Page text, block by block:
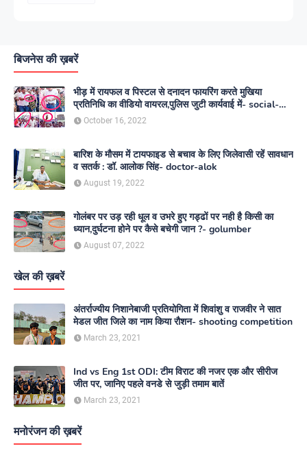
बिजनेस की ख़बरें
भीड़ में रायफल व पिस्टल से दनादन फायरिंग करते मुखिया
प्रतिनिधि का वीडियो वायरल,पुलिस जुटी कार्यवाई में- social-
media
October 16, 2022
बारिश के मौसम में टायफाइड से बचाव के लिए जिलेवासी रहें सावधान
व सतर्क : डॉ. आलोक सिंह- doctor-alok
August 19, 2022
गोलंबर पर उड़ रही धूल व उभरे हुए गड्ढों पर नही है किसी का
ध्यान,दुर्घटना होने पर कैसे बचेगी जान ?- golumber
August 07, 2022
खेल की ख़बरें
अंतर्राज्यीय निशानेबाजी प्रतियोगिता में शिवांशु व राजवीर ने सात
मेडल जीत जिले का नाम किया रौशन- shooting competition
March 23, 2021
Ind vs Eng 1st ODI: टीम विराट की नजर एक और सीरीज
जीत पर, जानिए पहले वनडे से जुड़ी तमाम बातें
March 23, 2021
मनोरंजन की ख़बरें